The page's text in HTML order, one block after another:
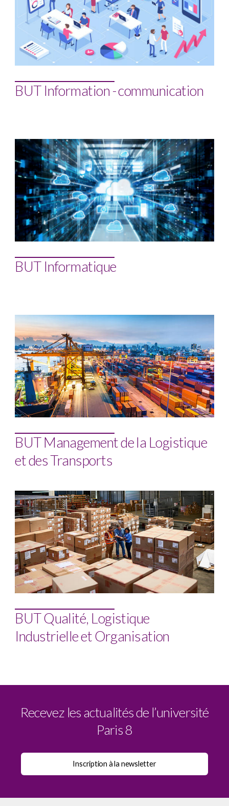
BUT Information - communication
BUT Informatique
BUT Management de la Logistique
et des Transports
BUT Qualité, Logistique
Industrielle et Organisation
Recevez les actualités de l’université
Paris 8